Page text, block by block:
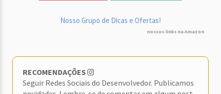
Nosso Grupo de Dicas e Ofertas!
nossos links na Amazon
RECOMENDAÇÕES
Seguir Redes Sociais do Desenvolvedor. Publicamos